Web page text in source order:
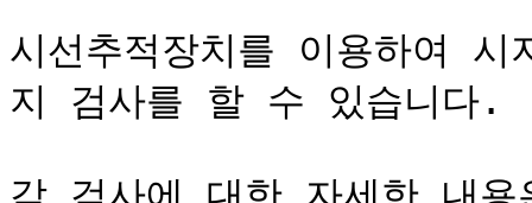
시선추적장치를 이용하여
지 검사를 할 수 있습니다.